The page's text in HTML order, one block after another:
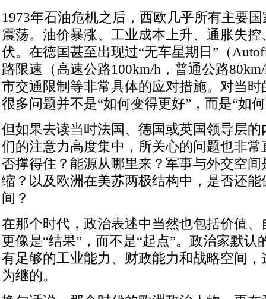
1973年石油危机之后，西欧几乎所有主要
震荡。油价暴涨、工业成本上升、通胀失
伏。在德国甚至出现过“无车星期日”（
路限速（高速公路100km/h，普通公路
市交通限制等非常具体的应对措施。对当
很多问题并不是“如何变得更好”，而是“如
但如果去读当时法国、德国或英国领导层
们的注意力高度集中，所关心的问题也非
否撑得住？能源从哪里来？军事与外交空
缩？以及欧洲在美苏两极结构中，是否还
间？
在那个时代，政治表述中当然也包括价值
更像是“结果”，而不是“起点”。政治家默认
有足够的工业能力、财政能力和战略空间
为继的。